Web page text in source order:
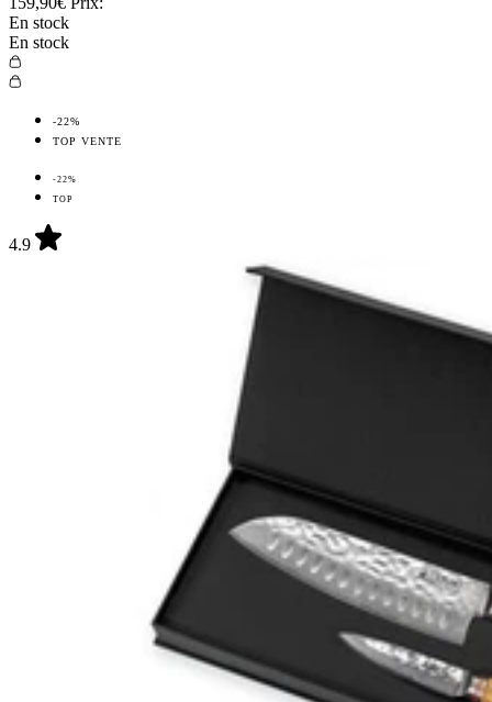
En stock
En stock
-22%
TOP VENTE
-22%
TOP
4.9